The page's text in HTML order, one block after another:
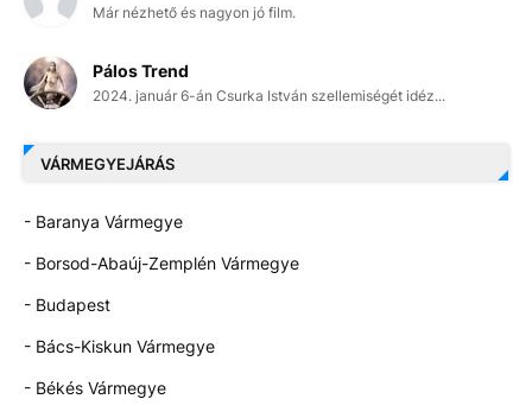
Már nézhető és nagyon jó film.
Pálos Trend
2024. január 6-án Csurka István szellemiségét idéz...
VÁRMEGYEJÁRÁS
- Baranya Vármegye
- Borsod-Abaúj-Zemplén Vármegye
- Budapest
- Bács-Kiskun Vármegye
- Békés Vármegye